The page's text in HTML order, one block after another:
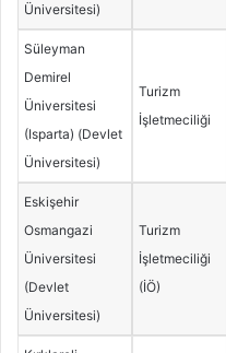
Üniversitesi)
Süleyman
Demirel
Üniversitesi
(Isparta) (Devlet
Üniversitesi)
Turizm
İşletmeciliği
Eskişehir
Osmangazi
Üniversitesi
(Devlet
Üniversitesi)
Turizm
İşletmeciliği
(İÖ)